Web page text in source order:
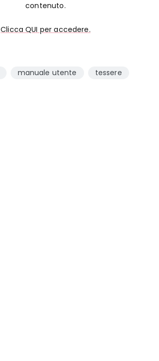
contenuto.
Clicca QUI per accedere.
manuale utente tessere